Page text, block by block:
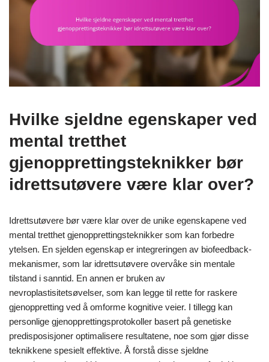
Hvilke sjeldne egenskaper ved
mental tretthet
gjenopprettingsteknikker bør
idrettsutøvere være klar over?
Idrettsutøvere bør være klar over de unike egenskapene ved
mental tretthet gjenopprettingsteknikker som kan forbedre
ytelsen. En sjelden egenskap er integreringen av biofeedback-
mekanismer, som lar idrettsutøvere overvåke sin mentale
tilstand i sanntid. En annen er bruken av
nevroplastisitetsøvelser, som kan legge til rette for raskere
gjenoppretting ved å omforme kognitive veier. I tillegg kan
personlige gjenopprettingsprotokoller basert på genetiske
predisposisjoner optimalisere resultatene, noe som gjør disse
teknikkene spesielt effektive. Å forstå disse sjeldne